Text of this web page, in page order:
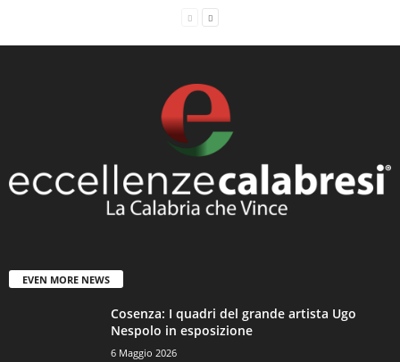
EVEN MORE NEWS
Cosenza: I quadri del grande artista Ugo
Nespolo in esposizione
6 Maggio 2026